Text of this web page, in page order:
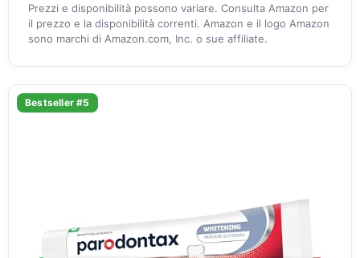
Prezzi e disponibilità possono variare. Consulta Amazon per
il prezzo e la disponibilità correnti. Amazon e il logo Amazon
sono marchi di Amazon.com, Inc. o sue affiliate.
Bestseller #5